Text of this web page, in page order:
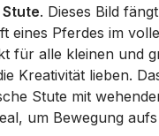
. Dieses Bild
eines Pferdes im
für alle kleinen und
Kreativität lieben.
Stute mit
um Bewegung